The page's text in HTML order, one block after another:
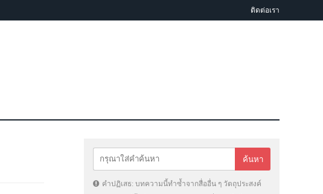
ติดต่อเรา
คำปฏิเสธ: บทความนี้ทำซ้ำจากสื่ออื่น ๆ วัตถุประสงค์